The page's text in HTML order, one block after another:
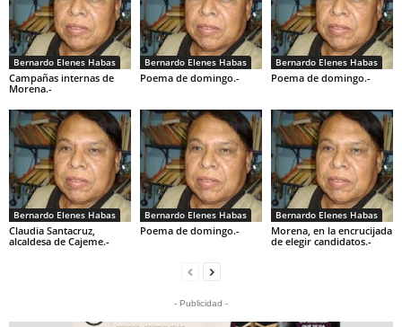
Bernardo Elenes Habas
Campañas internas de
Morena.-
Bernardo Elenes Habas
Poema de domingo.-
Bernardo Elenes Habas
Poema de domingo.-
Bernardo Elenes Habas
Claudia Santacruz,
alcaldesa de Cajeme.-
Bernardo Elenes Habas
Poema de domingo.-
Bernardo Elenes Habas
Morena, en la encrucijada
de elegir candidatos.-
- Publicidad -